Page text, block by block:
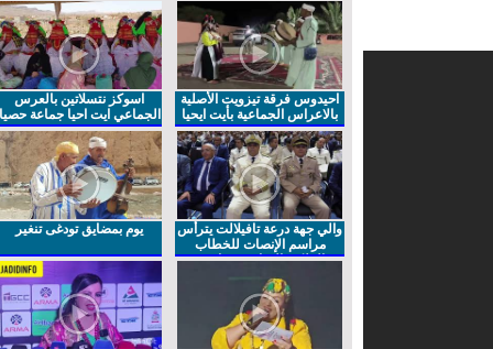
احيدوس فرقة تيزويت الأصلية
بالاعراس الجماعية بأيت ايحيا
اسوكز نتسلاتين بالعرس
الجماعي ايت احيا جماعة حصيا
والي جهة درعة تافيلالت يترأس
مراسم الإنصات للخطاب
الملكي السامي بمناسبة
يوم بمضايق تودغى تنغير